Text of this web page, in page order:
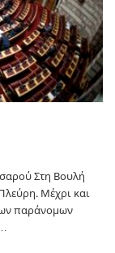
Στη Βουλή
Μέχρι και
παράνομων